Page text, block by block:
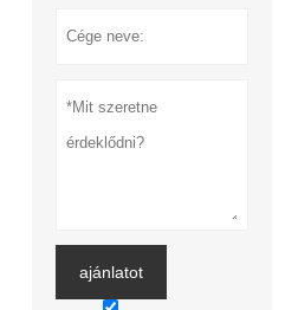
ajánlatot